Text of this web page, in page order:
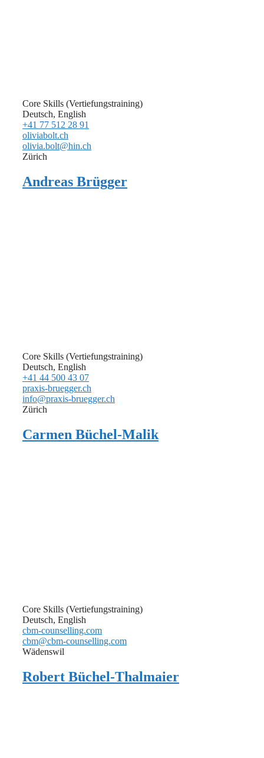
Core Skills (Vertiefungstraining)
Deutsch, English
+41 77 512 28 91
oliviabolt.ch
olivia.bolt@hin.ch
Zürich
Andreas Brügger
Core Skills (Vertiefungstraining)
Deutsch, English
+41 44 500 43 07
praxis-bruegger.ch
info@praxis-bruegger.ch
Zürich
Carmen Büchel-Malik
Core Skills (Vertiefungstraining)
Deutsch, English
cbm-counselling.com
cbm@cbm-counselling.com
Wädenswil
Robert Büchel-Thalmaier